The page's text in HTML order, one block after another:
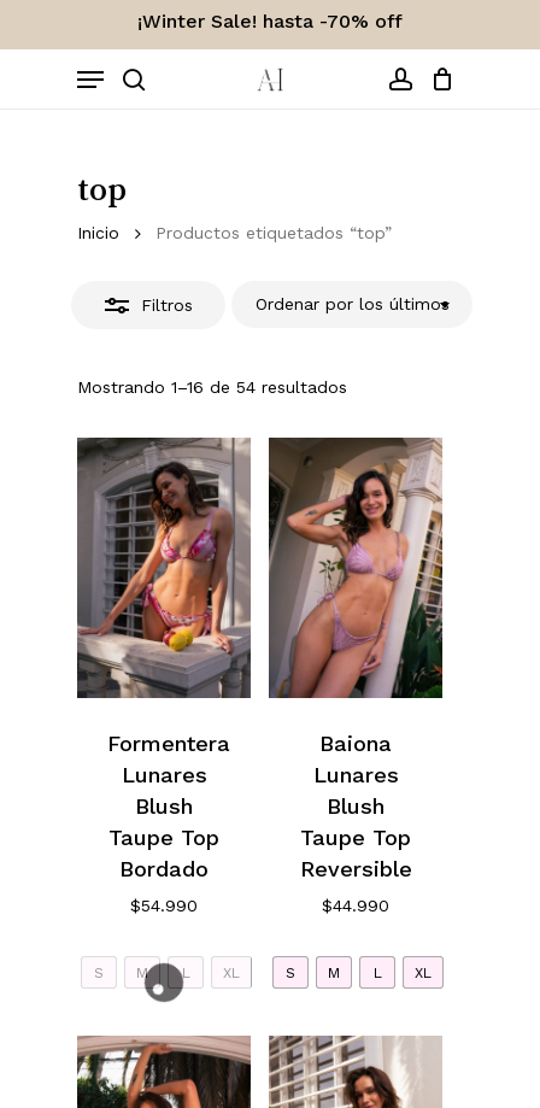
to
¡Winter Sale! hasta -70% off
Menu
Carro Close
top
Inicio Productos etiquetados “top”
Filtros
Mostrando 1–16 de 54 resultados
últimos
Ordenar por los últimos
Close
Formentera
Lunares
Blush
Taupe Top
Bordado
$54.990
S M L XL
Baiona
Lunares
Blush
Taupe Top
Reversible
$44.990
S M L XL